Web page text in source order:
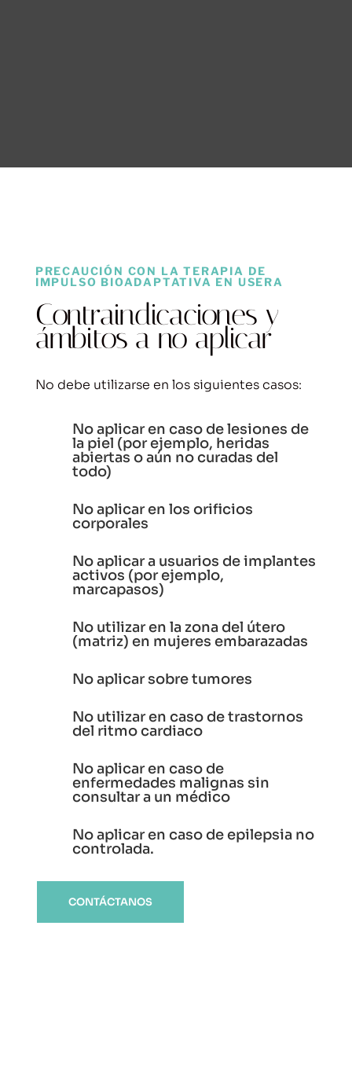
PRECAUCIÓN CON LA TERAPIA DE
IMPULSO BIOADAPTATIVA EN USERA
Contraindicaciones y
ámbitos a no aplicar
No debe utilizarse en los siguientes casos:
No aplicar en caso de lesiones de
la piel (por ejemplo, heridas
abiertas o aún no curadas del
todo)
No aplicar en los orificios
corporales
No aplicar a usuarios de implantes
activos (por ejemplo,
marcapasos)
No utilizar en la zona del útero
(matriz) en mujeres embarazadas
No aplicar sobre tumores
No utilizar en caso de trastornos
del ritmo cardiaco
No aplicar en caso de
enfermedades malignas sin
consultar a un médico
No aplicar en caso de epilepsia no
controlada.
CONTÁCTANOS